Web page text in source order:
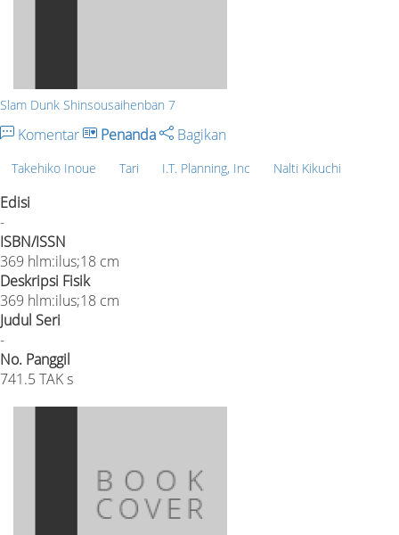
Slam Dunk Shinsousaihenban 7
Komentar Penanda Bagikan
Takehiko Inoue Tari I.T. Planning, Inc Nalti Kikuchi
Edisi
-
ISBN/ISSN
369 hlm:ilus;18 cm
Deskripsi Fisik
369 hlm:ilus;18 cm
Judul Seri
-
No. Panggil
741.5 TAK s